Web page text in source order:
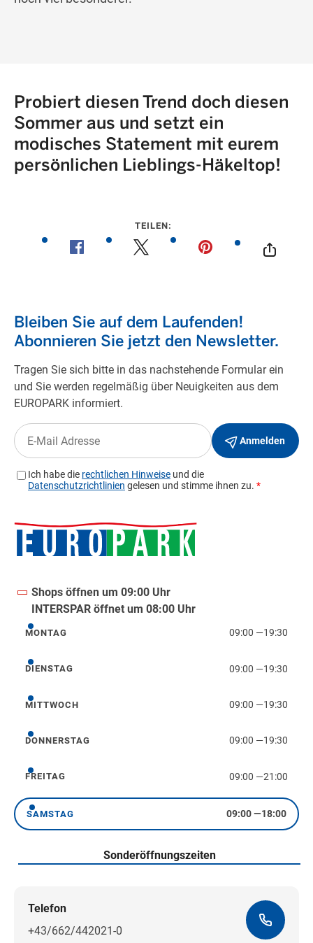
Probiert diesen Trend doch diesen
Sommer aus und setzt ein
modisches Statement mit eurem
persönlichen Lieblings-Häkeltop!
TEILEN:
Shops öffnen um 09:00 Uhr
INTERSPAR öffnet um 08:00 Uhr
Montag
MONTAG 09:00 —19:30
Dienstag
DIENSTAG 09:00 —19:30
Mittwoch
MITTWOCH 09:00 —19:30
Donnerstag
DONNERSTAG 09:00 —19:30
Freitag
FREITAG 09:00 —21:00
Samstag
SAMSTAG 09:00—18:00
Sonderöffnungszeiten
Telefon
+43/662/442021-0